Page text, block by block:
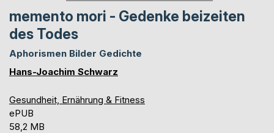
memento mori - Gedenke beizeiten
des Todes
Aphorismen Bilder Gedichte
Hans-Joachim Schwarz
Gesundheit, Ernährung & Fitness
ePUB
58,2 MB